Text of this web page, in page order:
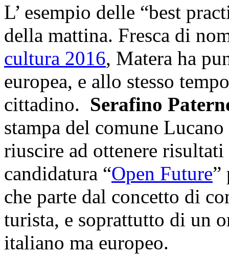
L’ esempio delle “best
della mattina. Fresca di
cultura 2016, Matera ha
europea, e allo stesso
cittadino. Serafino
stampa del comune
riuscire ad ottenere
candidatura “Open Future”
che parte dal concetto di
turista, e soprattutto di un
italiano ma europeo.